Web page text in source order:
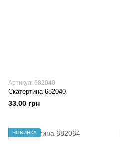
Артикул: 682040
Скатертина 682040
33.00 грн
НОВИНКА